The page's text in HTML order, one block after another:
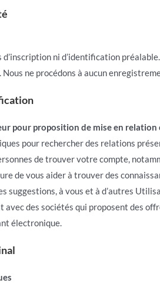
ni d’identification
ne procédons à aucun
pour proposition de mise en relation
pour rechercher des relations
de trouver votre compte,
de vous aider à trouver des
suggestions, à vous et à d’autres
des sociétés qui proposent des
électronique.